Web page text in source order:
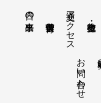
交通アクセス
日々の出来事
塔
お問い合わせ